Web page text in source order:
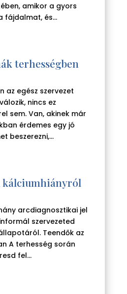
amikor a gyors
fájdalmat, és...
terhességben
az egész szervezet
nincs ez
sem. Van, akinek már
érdemes egy jó
beszerezni,...
kálciumhiányról
arcdiagnosztikai jel
szervezeted
Teendők az
A terhesség során
fel...